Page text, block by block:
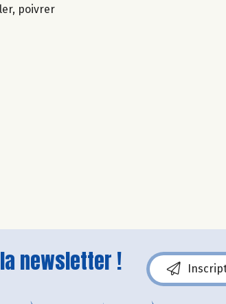
poivrer
newsletter !